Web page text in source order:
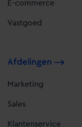
E-commerce
Vastgoed
Afdelingen
Marketing
Sales
Klantenservice